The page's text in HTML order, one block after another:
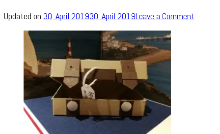
Updated on 30. April 201930. April 2019Leave a Comment